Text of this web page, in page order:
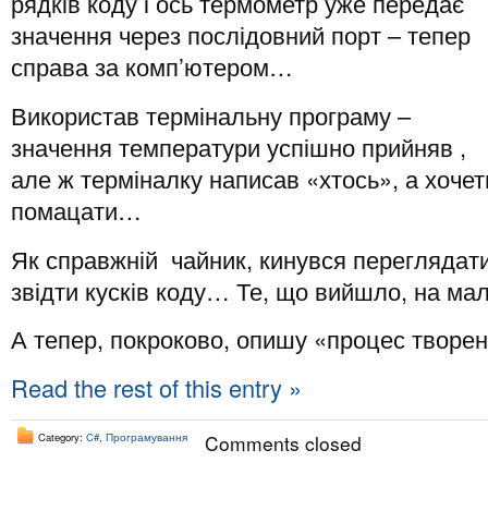
значення через послідовний порт – тепер
справа за комп’ютером…
Використав термінальну програму –
значення температури успішно прийняв ,
але ж терміналку написав «хтось», а
помацати…
Як справжній чайник, кинувся
звідти кусків коду… Те, що вийшло, на
А тепер, покроково, опишу «процес
Read the rest of this entry »
Category: C#, Програмування Comments closed